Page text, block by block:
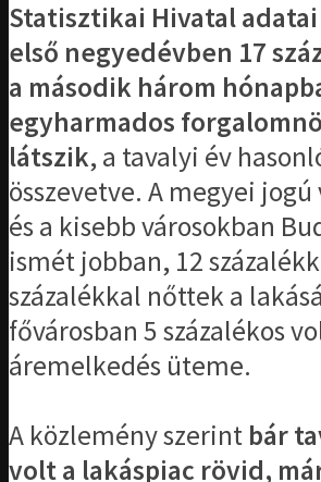
Statisztikai Hivatal
első negyedévben 17
a második három
egyharmados
látszik, a tavalyi év
összevetve. A megyei jogú
és a kisebb városokban
ismét jobban, 12
százalékkal nőttek a
fővárosban 5 százalékos
áremelkedés üteme.
A közlemény szerint bár
volt a lakáspiac rövid,